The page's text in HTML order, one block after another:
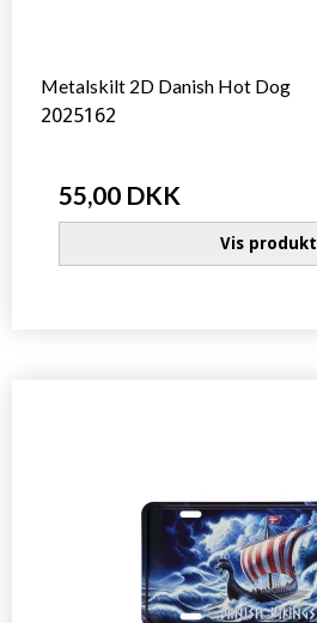
Metalskilt 2D Danish Hot Dog
2025162
55,00 DKK
Vis produkt